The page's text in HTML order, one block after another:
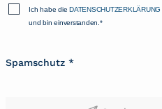
Ich habe dieDATENSCHUTZERKLÄRUNG
und bin einverstanden.*
Spamschutz*